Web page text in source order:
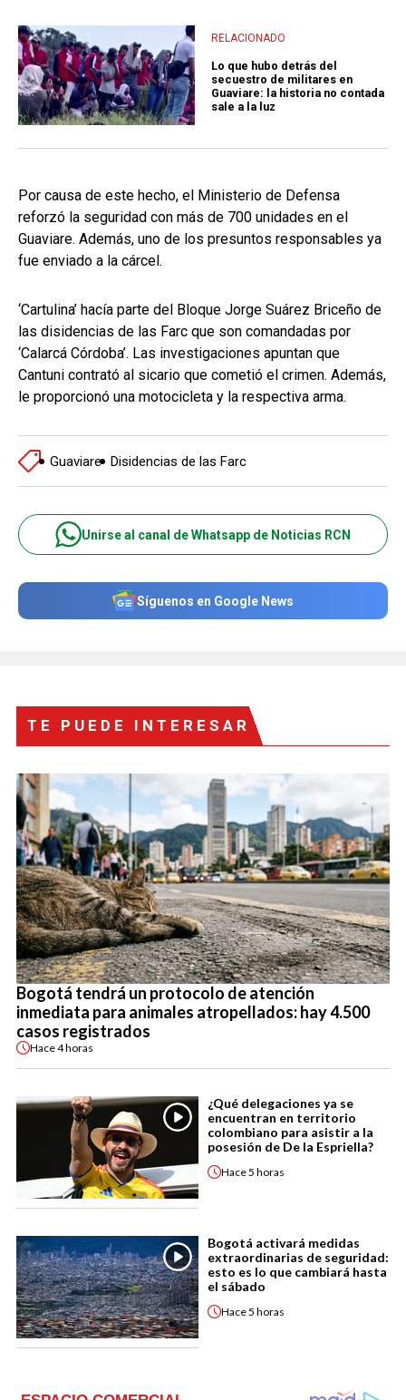
RELACIONADO
Lo que hubo detrás del
secuestro de militares en
Guaviare: la historia no contada
sale a la luz
Por causa de este hecho, el Ministerio de Defensa
reforzó la seguridad con más de 700 unidades en el
Guaviare. Además, uno de los presuntos responsables ya
fue enviado a la cárcel.
‘Cartulina’ hacía parte del Bloque Jorge Suárez Briceño de
las disidencias de las Farc que son comandadas por
‘Calarcá Córdoba’. Las investigaciones apuntan que
Cantuni contrató al sicario que cometió el crimen. Además,
le proporcionó una motocicleta y la respectiva arma.
Guaviare Disidencias de las Farc
Unirse al canal de Whatsapp de Noticias RCN
Síguenos en Google News
TE PUEDE INTERESAR
Bogotá tendrá un protocolo de atención
inmediata para animales atropellados: hay 4.500
casos registrados
Hace4 horas
¿Qué delegaciones ya se
encuentran en territorio
colombiano para asistir a la
posesión de De la Espriella?
Hace5 horas
Bogotá activará medidas
extraordinarias de seguridad:
esto es lo que cambiará hasta
el sábado
Hace5 horas